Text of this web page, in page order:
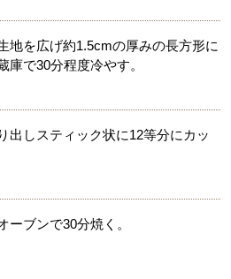
地を広げ約1.5cmの厚みの長方形に
庫で30分程度冷やす。
出しスティック状に12等分にカッ
ーブンで30分焼く。